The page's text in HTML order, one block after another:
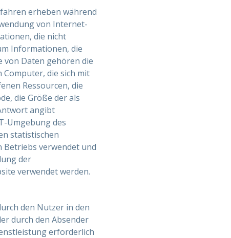
erheben während
von Internet-
die nicht
Informationen, die
Daten gehören die
die sich mit
Ressourcen, die
die Größe der als
angibt
Umgebung des
statistischen
verwendet und
der
verwendet werden.
den Nutzer in den
durch den Absender
erforderlich